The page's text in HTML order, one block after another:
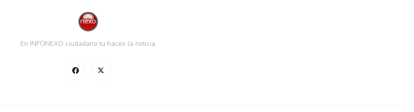
En INFONEXO ciudadano tu haces la noticia.